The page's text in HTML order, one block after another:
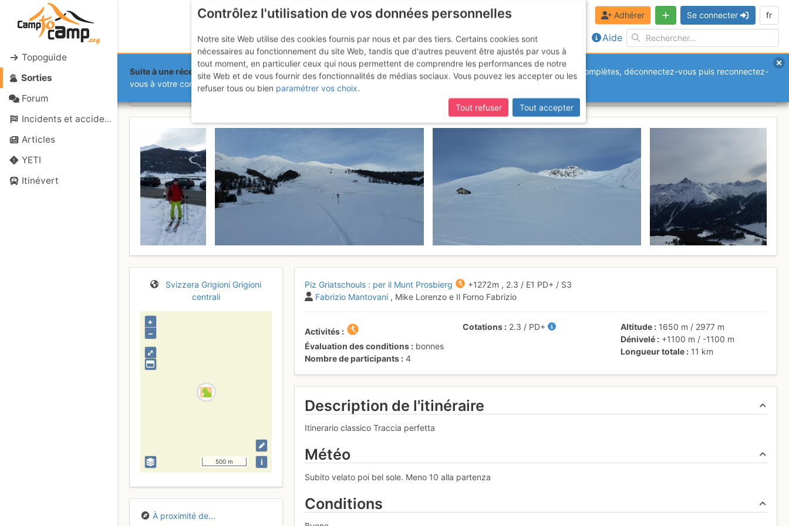
Topoguide
Sorties
Forum
Incidents et accidents
Articles
YETI
Itinévert
Aide
Adhérer Se connecter fr
Suite à une récente et importante mise à jour du site,si certaines pages ne sont plus accessibles, manquantes ou incomplètes, déconnectez-vous puis reconnectez-
vous à votre compte sur le site.
Piz Griatschouls : per il Munt Prosbierg
Svizzera Grigioni Grigioni
centrali
⤢
+
–
500 m i
À proximité de...
Piz Griatschouls : per il Munt Prosbierg +1272 m , 2.3 / E1 PD+ / S3
Fabrizio Mantovani , Mike Lorenzo e Il Forno Fabrizio
Activités
Évaluation des conditions
bonnes
Nombre de participants
4
Cotations 2.3 / PD+ Altitude 1650 m / 2977 m
Dénivelé
+1100 m / -1100 m
Longueur totale
11 km
Description de l'itinéraire
Itinerario classico Traccia perfetta
Météo
Subito velato poi bel sole. Meno 10 alla partenza
Conditions
Contrôlez l'utilisation de vos données personnelles
Notre site Web utilise des cookies fournis par nous et par des tiers. Certains cookies sont
nécessaires au fonctionnement du site Web, tandis que d'autres peuvent être ajustés par vous à
tout moment, en particulier ceux qui nous permettent de comprendre les performances de notre
site Web et de vous fournir des fonctionnalités de médias sociaux. Vous pouvez les accepter ou les
refuser tous ou bien paramétrer vos choix.
Tout refuser
Tout accepter